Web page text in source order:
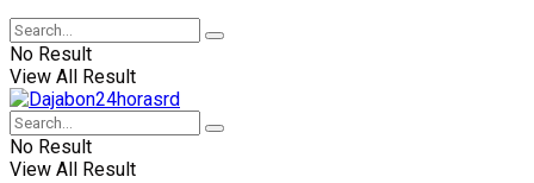
No Result
View All Result
No Result
View All Result